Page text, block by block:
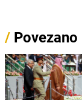
/ Povezano